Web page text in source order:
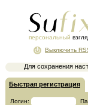
персональный
Для сохранения
Выключить
Быстрая регистрация
Логин: